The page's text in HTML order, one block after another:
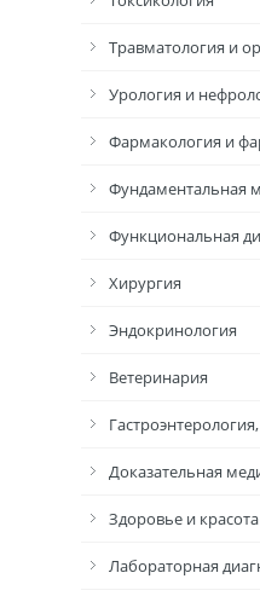
Травматология и
Урология и
Фармакология и
Фундаментальная
Функциональная
Хирургия
Эндокринология
Ветеринария
Доказательная
Здоровье и красота
Лабораторная